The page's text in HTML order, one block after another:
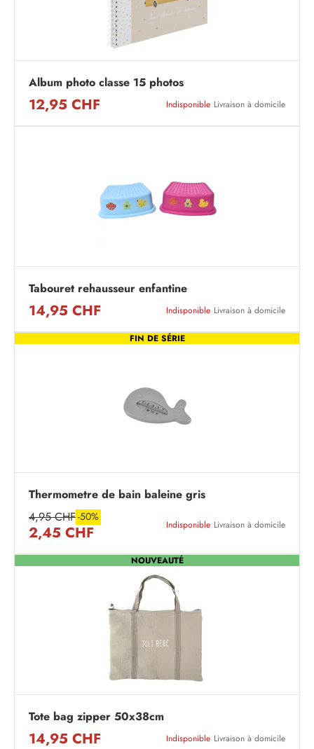
Album photo classe 15 photos
12,95 CHF Indisponible Livraison à domicile
Tabouret rehausseur enfantine
14,95 CHF Indisponible Livraison à domicile
FIN DE SÉRIE
Thermometre de bain baleine gris
4,95 CHF-50%
2,45 CHF Indisponible Livraison à domicile
NOUVEAUTÉ
Tote bag zipper 50x38cm
14,95 CHF Indisponible Livraison à domicile